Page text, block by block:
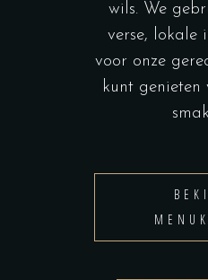
wils. We
verse, lokale
voor onze
kunt genieten